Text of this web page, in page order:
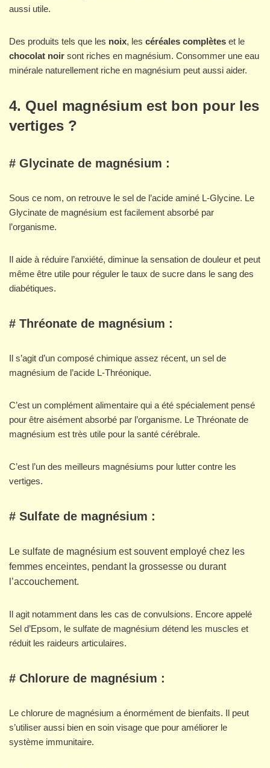
aussi utile.
Des produits tels que les noix, les céréales complètes et le
chocolat noir sont riches en magnésium. Consommer une eau
minérale naturellement riche en magnésium peut aussi aider.
4. Quel magnésium est bon pour les
vertiges ?
# Glycinate de magnésium :
Sous ce nom, on retrouve le sel de l’acide aminé L-Glycine. Le
Glycinate de magnésium est facilement absorbé par
l’organisme.
Il aide à réduire l’anxiété, diminue la sensation de douleur et peut
même être utile pour réguler le taux de sucre dans le sang des
diabétiques.
# Thréonate de magnésium :
Il s’agit d’un composé chimique assez récent, un sel de
magnésium de l’acide L-Thréonique.
C’est un complément alimentaire qui a été spécialement pensé
pour être aisément absorbé par l’organisme. Le Thréonate de
magnésium est très utile pour la santé cérébrale.
C’est l’un des meilleurs magnésiums pour lutter contre les
vertiges.
# Sulfate de magnésium :
Le sulfate de magnésium est souvent employé chez les
femmes enceintes, pendant la grossesse ou durant
l’accouchement.
Il agit notamment dans les cas de convulsions. Encore appelé
Sel d’Epsom, le sulfate de magnésium détend les muscles et
réduit les raideurs articulaires.
# Chlorure de magnésium :
Le chlorure de magnésium a énormément de bienfaits. Il peut
s’utiliser aussi bien en soin visage que pour améliorer le
système immunitaire.